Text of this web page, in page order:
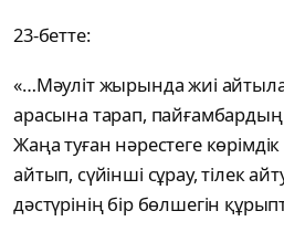
23-бетте:
«…Мәуліт жырында жиі
арасына тарап,
Жаңа туған нәрестеге
айтып, сүйінші сұрау, тілек
дәстүрінің бір бөлшегін